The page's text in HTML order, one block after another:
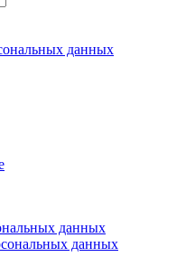
данных
данных
данных